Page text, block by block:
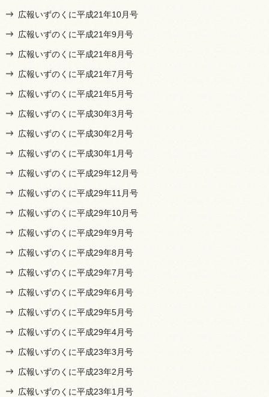
広報いずのくに平成21年10月号
広報いずのくに平成21年9月号
広報いずのくに平成21年8月号
広報いずのくに平成21年7月号
広報いずのくに平成21年5月号
広報いずのくに平成30年3月号
広報いずのくに平成30年2月号
広報いずのくに平成30年1月号
広報いずのくに平成29年12月号
広報いずのくに平成29年11月号
広報いずのくに平成29年10月号
広報いずのくに平成29年9月号
広報いずのくに平成29年8月号
広報いずのくに平成29年7月号
広報いずのくに平成29年6月号
広報いずのくに平成29年5月号
広報いずのくに平成29年4月号
広報いずのくに平成23年3月号
広報いずのくに平成23年2月号
広報いずのくに平成23年1月号